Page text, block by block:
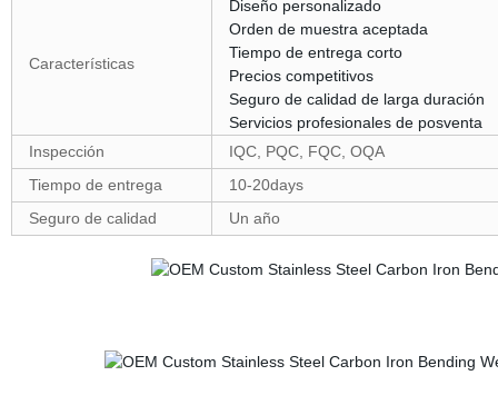
Características
Diseño personalizado
Orden de muestra aceptada
Tiempo de entrega corto
Precios competitivos
Seguro de calidad de larga duración
Servicios profesionales de posventa
Inspección
IQC, PQC, FQC, OQA
Tiempo de entrega
10-20days
Seguro de calidad
Un año